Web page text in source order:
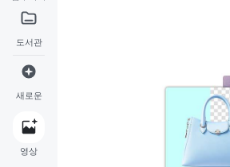
도서관
새로운
영상